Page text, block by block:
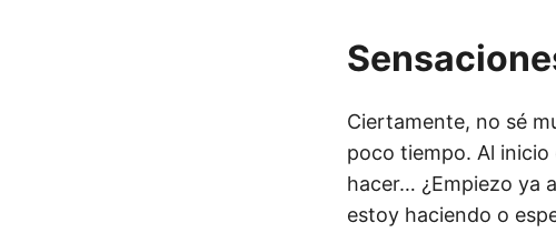
Ciertamente, no sé
poco tiempo. Al
hacer… ¿Empiezo ya
estoy haciendo o